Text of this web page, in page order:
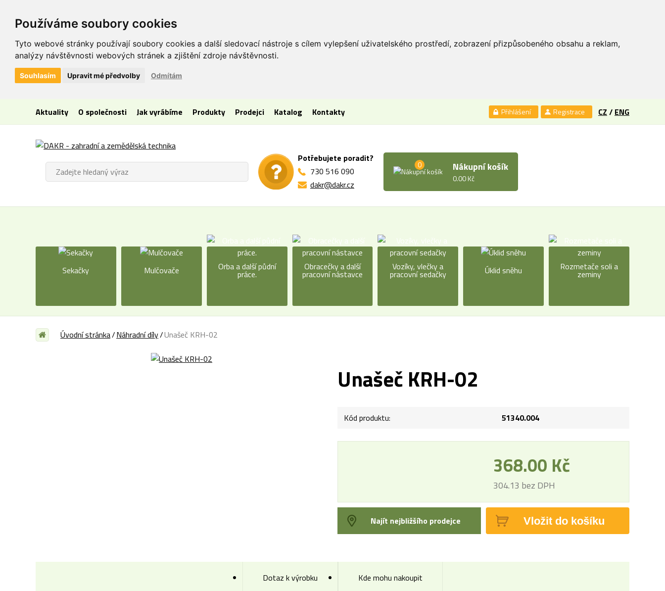
Používáme soubory cookies
Tyto webové stránky používají soubory cookies a další sledovací nástroje s cílem vylepšení uživatelského prostředí, zobrazení přizpůsobeného obsahu a reklam,
analýzy návštěvnosti webových stránek a zjištění zdroje návštěvnosti.
Souhlasím Odmítám
Upravit mé předvolby
Aktuality O společnosti Jak vyrábíme Produkty Prodejci Katalog Kontakty Přihlášení Registrace CZ / ENG
Potřebujete poradit?
730 516 090
dakr@dakr.cz
Nákupní košík
0.00 Kč
0
Sekačky Mulčovače Orba a další půdní
práce.
Obracečky a další
pracovní nástavce
Vozíky, vlečky a
pracovní sedačky Úklid sněhu Rozmetače soli a
zeminy
Úvodní stránka Náhradní díly Unašeč KRH-02
Unašeč KRH-02
Kód produktu: 51340.004
368.00 Kč
304.13 bez DPH
Najít nejbližšího prodejce Vložit do košíku
Dotaz k výrobku Kde mohu nakoupit